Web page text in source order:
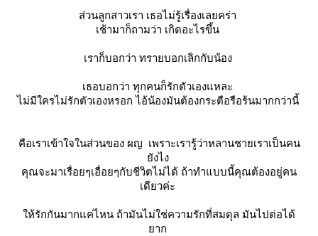
ส่วนลูกสาวเรา เธอไม่รู้เรื่องเลยคร่า
เช้ามาก็ถามว่า เกิดอะไรขึ้น
เราก็บอกว่า ทรายบอกเลิกกับน้อง
เธอบอกว่า ทุกคนก็รักตัวเองแหละ
ไม่มีใครไม่รักตัวเองหรอก ไอ้น้องมันต้องกระตือรือร้นมากกว่านี้
คือเราเข้าใจในส่วนของ ผญ เพราะเรารู้ว่าหลานชายเราเป็นคน
ังไง
คุณจะมาเรื่อยๆเอื่อยๆกับชีวิตไม่ได้ ถ้าทำแบบนี้คุณต้องอยู่คน
เดียวค่ะ
ห้รักกันมากแค่ไหน ถ้ามันไม่ใช่ความรักที่สมดุล มันไปต่อได้
าก